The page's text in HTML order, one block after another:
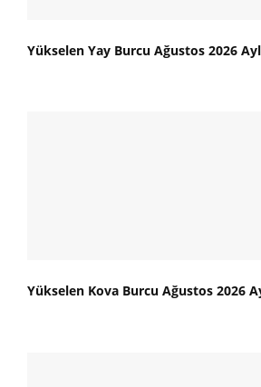
Yükselen Yay Burcu Ağustos 2026
Yükselen Kova Burcu Ağustos 2026